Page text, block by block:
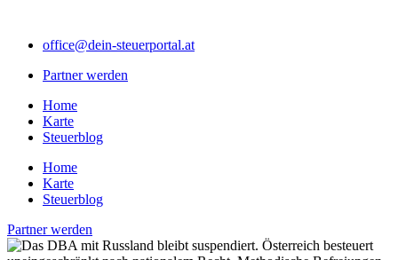
springenoffice@dein-steuerportal.at
Partner werden
Home
Karte
Steuerblog
Home
Karte
Steuerblog
Partner werden